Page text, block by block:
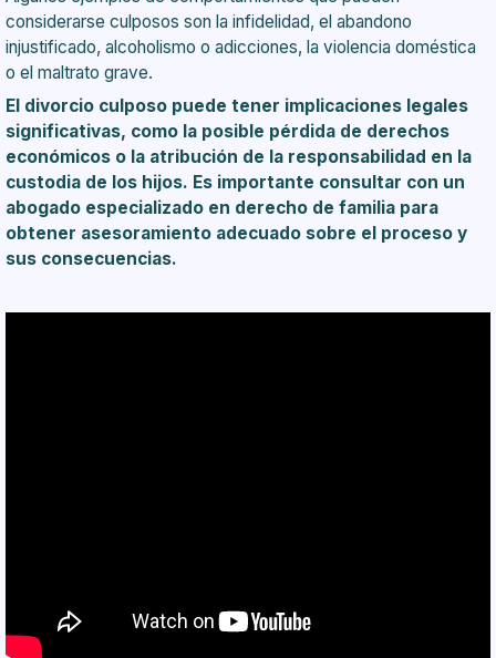
considerarse culposos son la infidelidad, el abandono
injustificado, alcoholismo o adicciones, la violencia doméstica
o el maltrato grave.
El divorcio culposo puede tener implicaciones legales
significativas, como la posible pérdida de derechos
económicos o la atribución de la responsabilidad en la
custodia de los hijos. Es importante consultar con un
abogado especializado en derecho de familia para
obtener asesoramiento adecuado sobre el proceso y
sus consecuencias.